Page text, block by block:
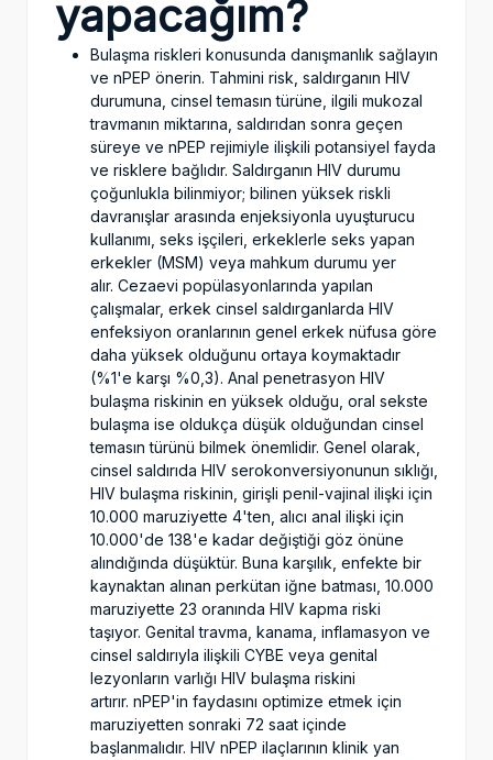
yapacağım?
Bulaşma riskleri konusunda danışmanlık sağlayın
ve nPEP önerin. Tahmini risk, saldırganın HIV
durumuna, cinsel temasın türüne, ilgili mukozal
travmanın miktarına, saldırıdan sonra geçen
süreye ve nPEP rejimiyle ilişkili potansiyel fayda
ve risklere bağlıdır. Saldırganın HIV durumu
çoğunlukla bilinmiyor; bilinen yüksek riskli
davranışlar arasında enjeksiyonla uyuşturucu
kullanımı, seks işçileri, erkeklerle seks yapan
erkekler (MSM) veya mahkum durumu yer
alır. Cezaevi popülasyonlarında yapılan
çalışmalar, erkek cinsel saldırganlarda HIV
enfeksiyon oranlarının genel erkek nüfusa göre
daha yüksek olduğunu ortaya koymaktadır
(%1'e karşı %0,3). Anal penetrasyon HIV
bulaşma riskinin en yüksek olduğu, oral sekste
bulaşma ise oldukça düşük olduğundan cinsel
temasın türünü bilmek önemlidir. Genel olarak,
cinsel saldırıda HIV serokonversiyonunun sıklığı,
HIV bulaşma riskinin, girişli penil-vajinal ilişki için
10.000 maruziyette 4'ten, alıcı anal ilişki için
10.000'de 138'e kadar değiştiği göz önüne
alındığında düşüktür. Buna karşılık, enfekte bir
kaynaktan alınan perkütan iğne batması, 10.000
maruziyette 23 oranında HIV kapma riski
taşıyor. Genital travma, kanama, inflamasyon ve
cinsel saldırıyla ilişkili CYBE veya genital
lezyonların varlığı HIV bulaşma riskini
artırır. nPEP'in faydasını optimize etmek için
maruziyetten sonraki 72 saat içinde
başlanmalıdır. HIV nPEP ilaçlarının klinik yan